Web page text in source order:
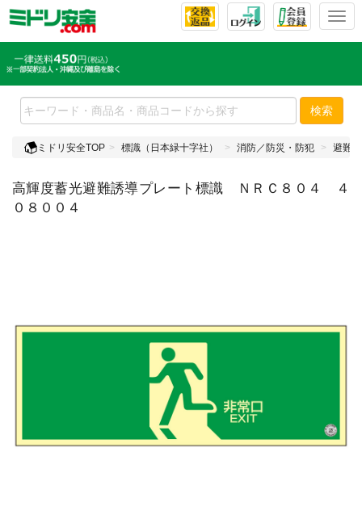
T
l
e
n
v
g
検索
ミドリ安全TOP 標識（日本緑十字社） 消防／防災・防犯 避難
高輝度蓄光避難誘導プレート標識 ＮＲＣ８０４ ４
０８００４